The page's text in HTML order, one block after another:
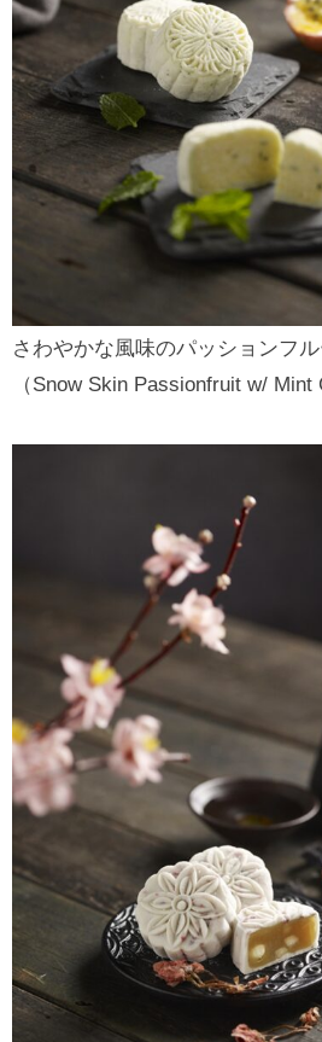
さわやかな風味のパッションフ
（Snow Skin Passionfruit w/ Mint